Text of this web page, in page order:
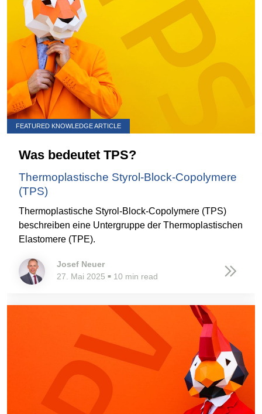
FEATURED KNOWLEDGE ARTICLE
Was bedeutet TPS?
Thermoplastische Styrol-Block-Copolymere
(TPS)
Thermoplastische Styrol-Block-Copolymere (TPS)
beschreiben eine Untergruppe der Thermoplastischen
Elastomere (TPE).
Josef Neuer
27. Mai 2025 ■ 10 min read